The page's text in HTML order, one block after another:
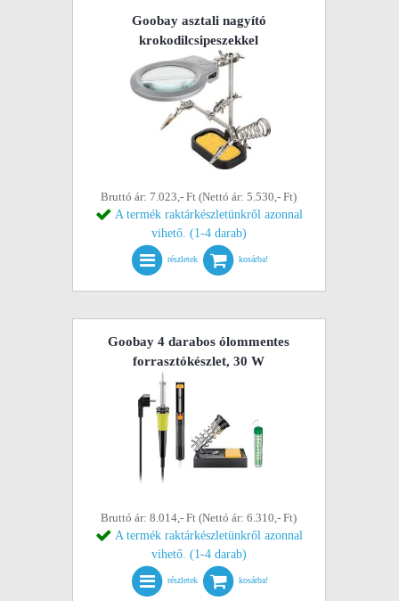
Goobay asztali nagyító
krokodilcsipeszekkel
Bruttó ár: 7.023,- Ft (Nettó ár: 5.530,- Ft)
A termék raktárkészletünkről azonnal
vihető. (1-4 darab)
részletek kosárba!
Goobay 4 darabos ólommentes
forrasztókészlet, 30 W
Bruttó ár: 8.014,- Ft (Nettó ár: 6.310,- Ft)
A termék raktárkészletünkről azonnal
vihető. (1-4 darab)
részletek kosárba!